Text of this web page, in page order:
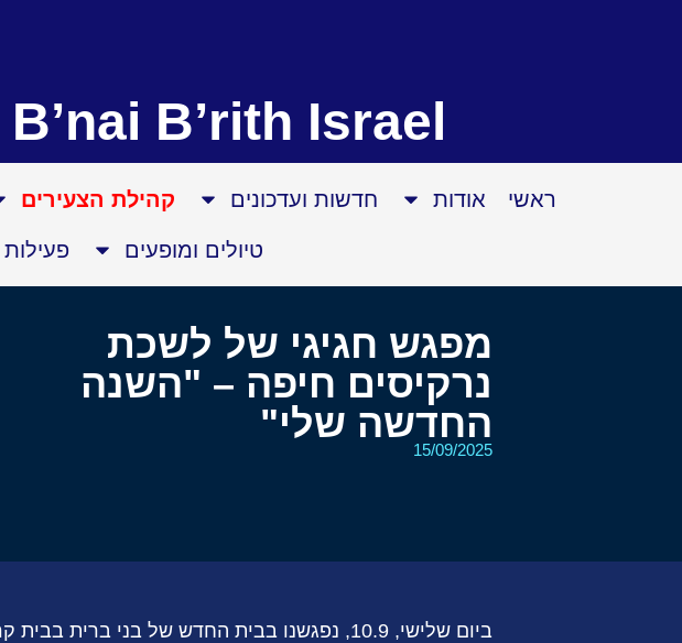
B’nai B’rith Israel
ראשי אודות חדשות ועדכונים קהילת הצעירים
טיולים ומופעים
מפגש חגיגי של לשכת
נרקיסים חיפה – "השנה
החדשה שלי"
15/09/2025
ביום שלישי, 10.9, נפגשנו בבית החדש של בני ברית בבית קריגר למפגש מיוחד, מלא אנרגיה, כוונה והשראה לקראת השנה החדשה.